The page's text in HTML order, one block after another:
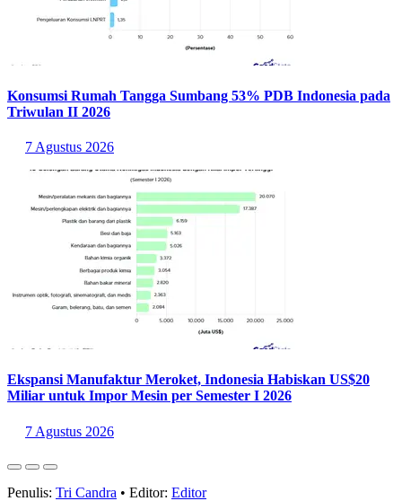
Konsumsi Rumah Tangga Sumbang 53% PDB Indonesia pada
Triwulan II 2026
7 Agustus 2026
Ekspansi Manufaktur Meroket, Indonesia Habiskan US$20
Miliar untuk Impor Mesin per Semester I 2026
7 Agustus 2026
Penulis: Tri Candra • Editor: Editor